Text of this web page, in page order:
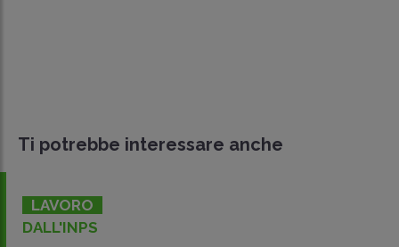
Ti potrebbe interessare anche
LAVORO
DALL'INPS